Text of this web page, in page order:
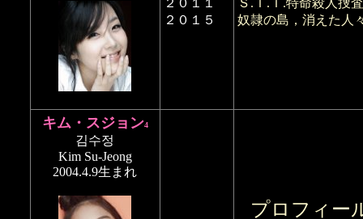
２０１１
２０１５
Ｓ.Ｉ.Ｔ.特命殺人捜
奴隷の島，消えた人
キム・スジョン4
김수정
Kim Su-Jeong
2004.4.9生まれ
プロフィー